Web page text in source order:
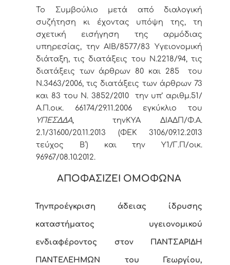
Το Συμβούλιο μετά από διαλογική
συζήτηση κι έχοντας υπόψη της, τη
σχετική εισήγηση της αρμόδιας
υπηρεσίας, την ΑΙΒ/8577/83 Υγειονομική
διάταξη, τις διατάξεις του Ν.2218/94, τις
διατάξεις των άρθρων 80 και 285 του
Ν.3463/2006, τις διατάξεις των άρθρων 73
και 83 του Ν. 3852/2010 την υπ’ αριθμ.51/
Α.Π.οικ. 66174/29.11.2006 εγκύκλιο του
ΥΠΕΣΔΔΑ,τηνΚΥΑ ΔΙΑΔΠ/Φ.Α.
2.1/31600/20.11.2013 (ΦΕΚ 3106/09.12.2013
τεύχος Β΄) και την Υ1/Γ.Π/οικ.
96967/08.10.2012.
ΑΠΟΦΑΣΙΖΕΙ ΟΜΟΦΩΝΑ
Τηνπροέγκριση άδειας ίδρυσης
καταστήματος υγειονομικού
ενδιαφέροντος στον ΠΑΝΤΣΑΡΙΔΗ
ΠΑΝΤΕΛΕΗΜΩΝ του Γεωργίου,